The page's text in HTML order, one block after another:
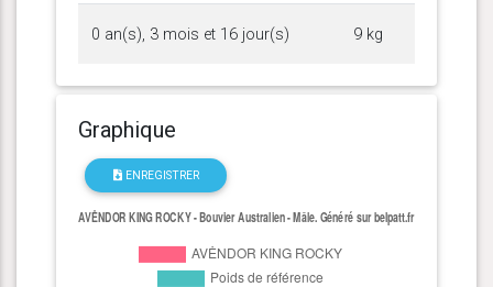
0 an(s), 3 mois et 16 jour(s) 9 kg
Graphique
ENREGISTRER